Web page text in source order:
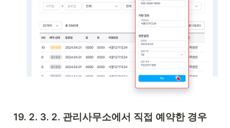
19. 2. 3. 2. 관리사무소에서 직접 예약한 경우